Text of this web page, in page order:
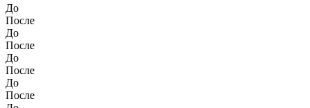
До
После
До
После
До
После
До
После